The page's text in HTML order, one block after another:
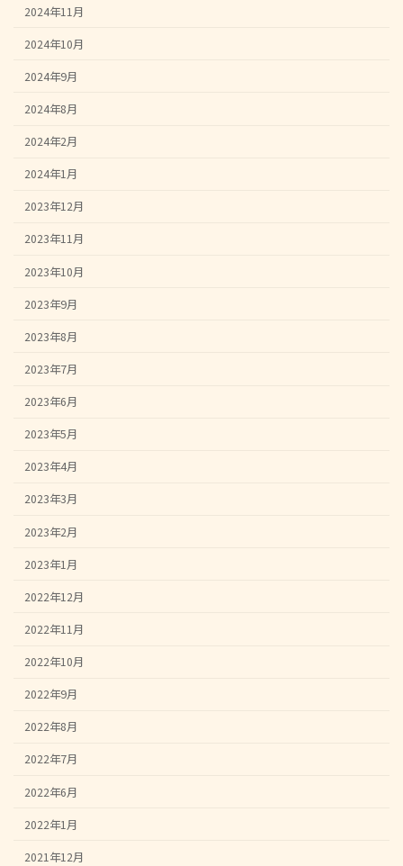
2024年11月
2024年10月
2024年9月
2024年8月
2024年2月
2024年1月
2023年12月
2023年11月
2023年10月
2023年9月
2023年8月
2023年7月
2023年6月
2023年5月
2023年4月
2023年3月
2023年2月
2023年1月
2022年12月
2022年11月
2022年10月
2022年9月
2022年8月
2022年7月
2022年6月
2022年1月
2021年12月